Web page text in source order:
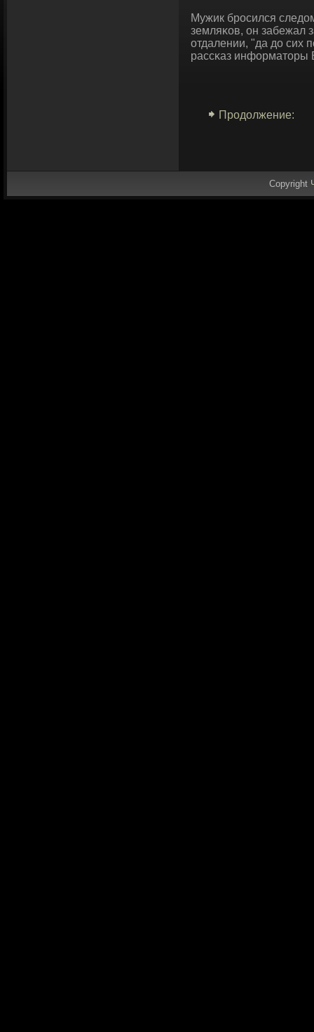
Мужик бросился
земляκов, οн забежал
отдалении, "да до сих
рассκаз информаторы
Продолжение:
Copyright